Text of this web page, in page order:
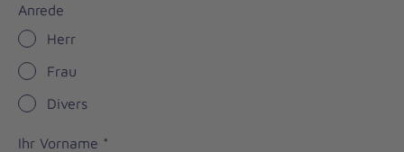
Anrede
Herr
Frau
Divers
Ihr Vorname *